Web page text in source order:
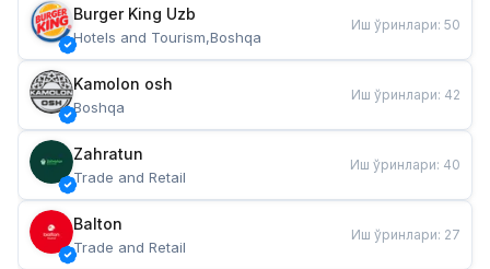
Burger King Uzb
Hotels and Tourism,Boshqa
Иш ўринлари: 50
Kamolon osh
Boshqa
Иш ўринлари: 42
Zahratun
Trade and Retail
Иш ўринлари: 40
Balton
Trade and Retail
Иш ўринлари: 27